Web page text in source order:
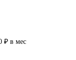
₽ в мес